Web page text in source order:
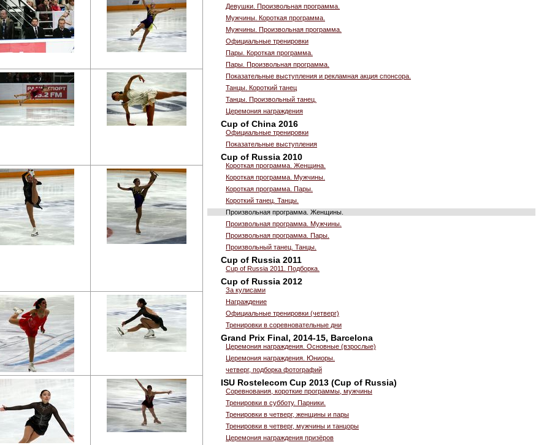
Девушки. Произвольная программа.
Мужчины. Короткая программа.
Мужчины. Произвольная программа.
Официальные тренировки
Пары. Короткая программа.
Пары. Произвольная программа.
Показательные выступления и рекламная акция спонсора.
Танцы. Короткий танец
Танцы. Произвольный танец.
Церемония награждения
Cup of China 2016
Официальные тренировки
Показательные выступления
Cup of Russia 2010
Короткая программа. Женщина.
Короткая программа. Мужчины.
Короткая программа. Пары.
Короткий танец. Танцы.
Произвольная программа. Женщины.
Произвольная программа. Мужчины.
Произвольная программа. Пары.
Произвольный танец. Танцы.
Cup of Russia 2011
Cup of Russia 2011. Подборка.
Cup of Russia 2012
За кулисами
Награждение
Официальные тренировки (четверг)
Тренировки в соревновательные дни
Grand Prix Final, 2014-15, Barcelona
Церемония награждения. Основные (взрослые)
Церемония награждения. Юниоры.
четверг, подборка фотографий
ISU Rostelecom Cup 2013 (Cup of Russia)
Соревнования, короткие программы, мужчины
Тренировки в субботу. Парники.
Тренировки в четверг, женщины и пары
Тренировки в четверг, мужчины и танцоры
Церемония награждения призёров